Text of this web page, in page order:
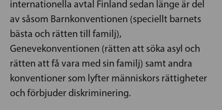
internationella avtal Finland sedan länge är del
av såsom Barnkonventionen (speciellt barnets
bästa och rätten till familj),
Genevekonventionen (rätten att söka asyl och
rätten att få vara med sin familj) samt andra
konventioner som lyfter människors rättigheter
och förbjuder diskriminering.